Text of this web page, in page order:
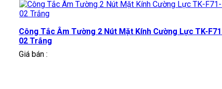
Công Tắc Âm Tường 2 Nút Mặt Kính Cường Lực TK-
02 Trắng
Giá bán :